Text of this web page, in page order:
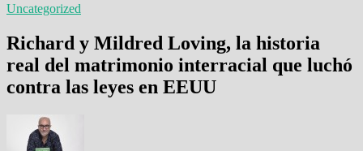
Uncategorized
Richard y Mildred Loving, la historia
real del matrimonio interracial que luchó
contra las leyes en EEUU